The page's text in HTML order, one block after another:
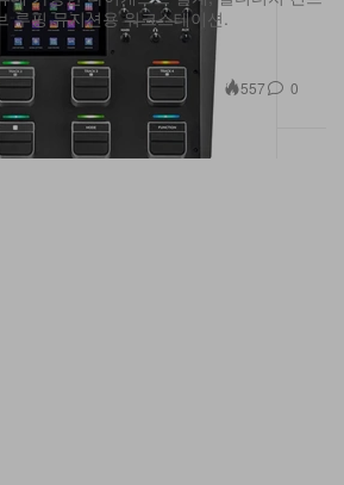
루핑 뮤지션용 워크스테이션.
557 0